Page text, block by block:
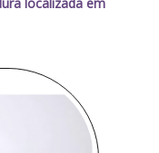
localizada em